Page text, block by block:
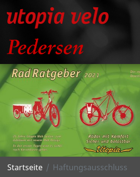
Startseite Haftungsausschluss